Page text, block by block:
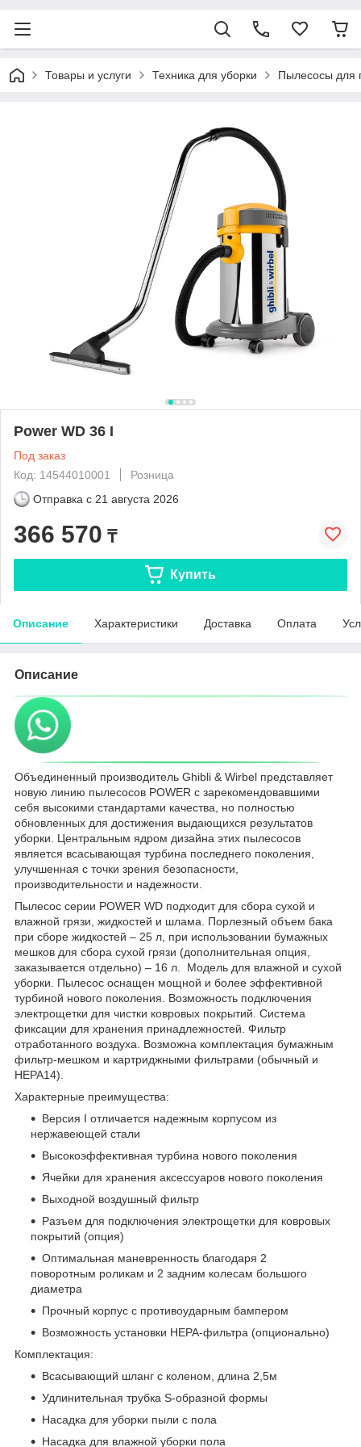
Товары и услуги Техника для уборки Пылесосы для
Power WD 36 I
Под заказ
Код: 14544010001
Розница
Отправка с 21 августа 2026
366 570 ₸
Купить
Описание Характеристики Доставка Оплата
Описание
Объединенный производитель Ghibli & Wirbel представляет
новую линию пылесосов POWER с зарекомендовавшими
себя высокими стандартами качества, но полностью
обновленных для достижения выдающихся результатов
уборки. Центральным ядром дизайна этих пылесосов
является всасывающая турбина последнего поколения,
улучшенная с точки зрения безопасности,
производительности и надежности.
Пылесос серии POWER WD подходит для сбора сухой и
влажной грязи, жидкостей и шлама. Порлезный объем бака
при сборе жидкостей – 25 л, при использовании бумажных
мешков для сбора сухой грязи (дополнительная опция,
заказывается отдельно) – 16 л. Модель для влажной и сухой
уборки. Пылесос оснащен мощной и более эффективной
турбиной нового поколения. Возможность подключения
электрощетки для чистки ковровых покрытий. Система
фиксации для хранения принадлежностей. Фильтр
отработанного воздуха. Возможна комплектация бумажным
фильтр-мешком и картриджными фильтрами (обычный и
HEPA14).
Характерные преимущества:
Версия I отличается надежным корпусом из
нержавеющей стали
Высокоэффективная турбина нового поколения
Ячейки для хранения аксессуаров нового поколения
Выходной воздушный фильтр
Разъем для подключения электрощетки для ковровых
покрытий (опция)
Оптимальная маневренность благодаря 2
поворотным роликам и 2 задним колесам большого
диаметра
Прочный корпус с противоударным бампером
Возможность установки HEPA-фильтра (опционально)
Комплектация:
Всасывающий шланг с коленом, длина 2,5м
Удлинительная трубка S-образной формы
Насадка для уборки пыли с пола
Насадка для влажной уборки пола